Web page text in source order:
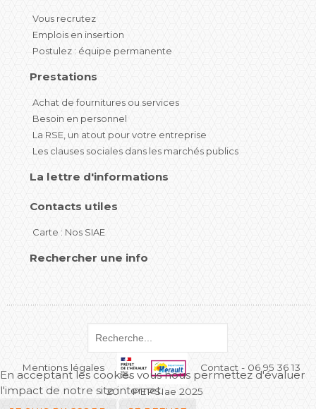
Vous recrutez
Emplois en insertion
Postulez : équipe permanente
Prestations
Achat de fournitures ou services
Besoin en personnel
La RSE, un atout pour votre entreprise
Les clauses sociales dans les marchés publics
La lettre d'informations
Contacts utiles
Carte : Nos SIAE
Rechercher une info
Mentions légales Contact - 06 95 36 13
20 PEPSIae 2025
En acceptant les cookies vous nous permettez d'évaluer
l'impact de notre site internet.